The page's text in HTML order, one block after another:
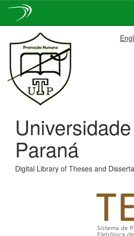
navigation
Paraná
Digital Library of Theses and